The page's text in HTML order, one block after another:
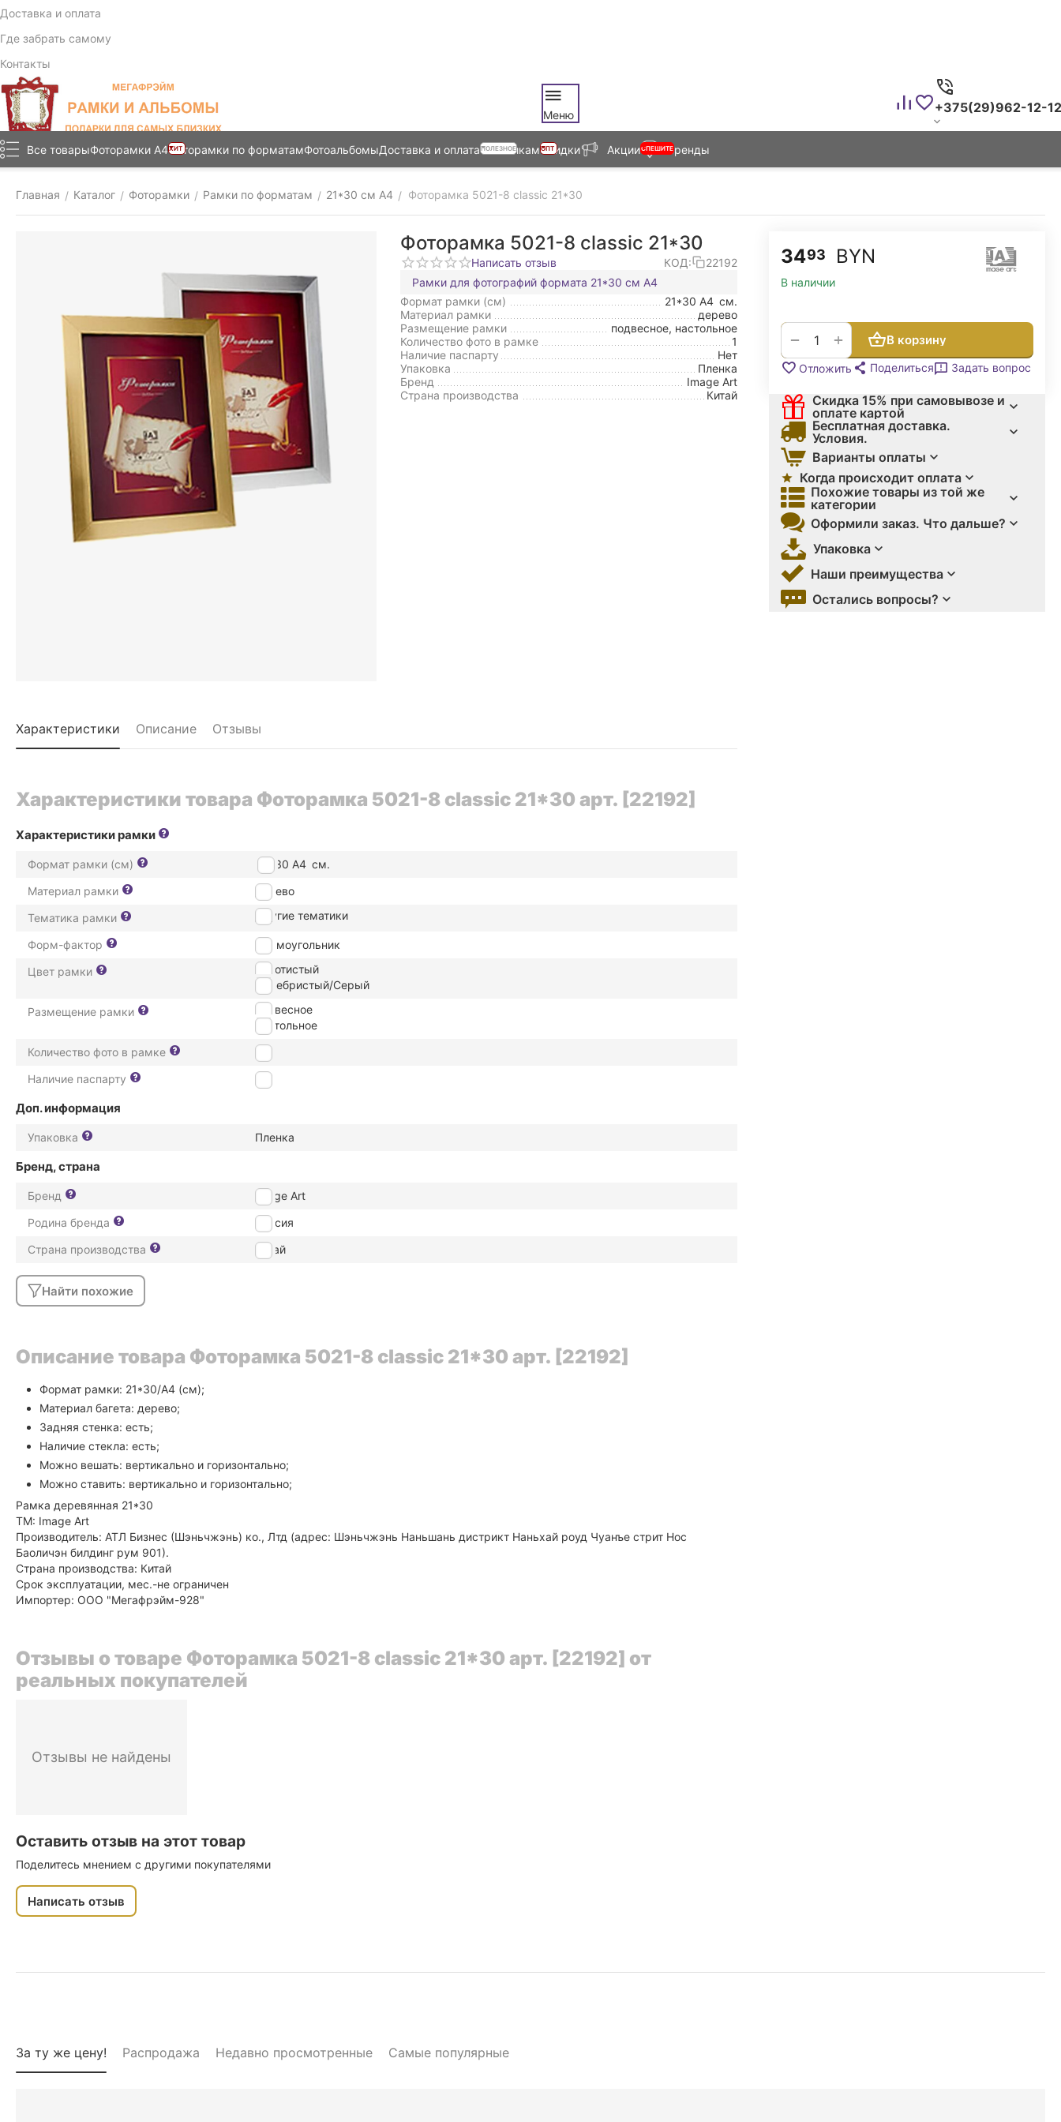
Доставка и оплата
Где забрать самому
Контакты
Меню +375(29)962-12-12
Все товарыФоторамки А4ХИТ
Фоторамки по форматамФотоальбомыДоставка и оплата ПОЛЕЗНОЕ
Оптовикам ОПТ
Скидки АкцииСПЕШИТЕБренды
Главная / Каталог / Фоторамки / Рамки по форматам / 21*30 см А4 / Фоторамка 5021-8 classic 21*30
Фоторамка 5021-8 classic 21*30
Написать отзыв КОД:
22192
Рамки для фотографий формата 21*30 см А4
Формат рамки (см)
21*30 А4 см.
Материал рамки
дерево
Размещение рамки
подвесное, настольное
Количество фото в рамке
1
Наличие паспарту
Нет
Упаковка
Пленка
Бренд
Image Art
Страна производства
Китай
3493 BYN
В наличии
+
− В корзину
Отложить Поделиться Задать вопрос
Скидка 15% при самовывозе и
оплате картой
Бесплатная доставка.
Условия.
Варианты оплаты
Когда происходит оплата
Похожие товары из той же
категории
Оформили заказ. Что дальше?
Упаковка
Наши преимущества
Остались вопросы?
Характеристики Описание Отзывы
Характеристики товара Фоторамка 5021-8 classic 21*30 арт. [22192]
Характеристики рамки
Формат рамки (см) 21*30 А4 см.
Материал рамки
дерево
Тематика рамки
Другие тематики
Форм-фактор
Прямоугольник
Цвет рамки
Золотистый
Серебристый/Серый
Размещение рамки
подвесное
настольное
Количество фото в рамке
1
Наличие паспарту
Нет
Доп. информация
Упаковка Пленка
Бренд, страна
Бренд
Image Art
Родина бренда
Россия
Страна производства
Китай
Найти похожие
Описание товара Фоторамка 5021-8 classic 21*30 арт. [22192]
Формат рамки: 21*30/А4 (см);
Материал багета: дерево;
Задняя стенка: есть;
Наличие стекла: есть;
Можно вешать: вертикально и горизонтально;
Можно ставить: вертикально и горизонтально;
Рамка деревянная 21*30
ТМ: Image Art
Производитель: АТЛ Бизнес (Шэньчжэнь) ко., Лтд (адрес: Шэньчжэнь Наньшань дистрикт Наньхай роуд Чуанъе стрит Нос
Баоличэн билдинг рум 901).
Страна производства: Китай
Срок эксплуатации, мес.-не ограничен
Импортер: ООО "Мегафрэйм-928"
Отзывы о товаре Фоторамка 5021-8 classic 21*30 арт. [22192] от
реальных покупателей
Отзывы не найдены
Оставить отзыв на этот товар
Поделитесь мнением с другими покупателями
Написать отзыв
За ту же цену! Распродажа Недавно просмотренные Самые популярные